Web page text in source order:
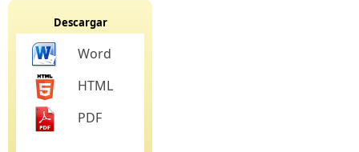
Descargar
Word
HTML
PDF